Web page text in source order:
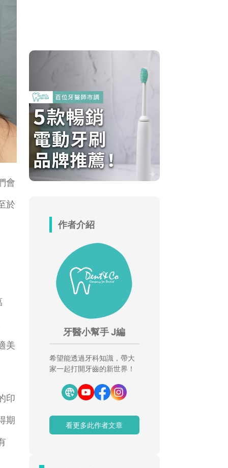
會
於
美
印
期
作者介紹
牙醫小幫手 J編
希望能透過牙科知識，帶大
家一起打開牙齒的新世界！
看更多此作者文章